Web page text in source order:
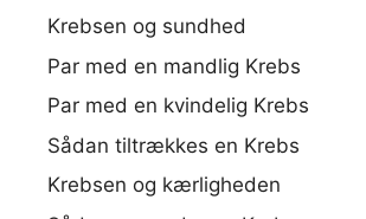
Krebsen og sundhed
Par med en mandlig Krebs
Par med en kvindelig Krebs
Sådan tiltrækkes en Krebs
Krebsen og kærligheden